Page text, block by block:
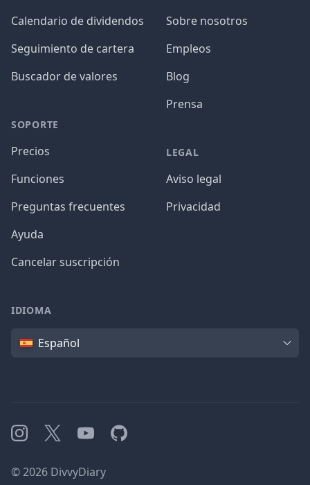
Calendario de dividendos
Seguimiento de cartera
Buscador de valores
SOPORTE
Precios
Funciones
Preguntas frecuentes
Ayuda
Cancelar suscripción
Sobre nosotros
Empleos
Blog
Prensa
LEGAL
Aviso legal
Privacidad
IDIOMA
IdiomaEspañol
Instagram
X YouTubeGitHub
©2026 DivvyDiary